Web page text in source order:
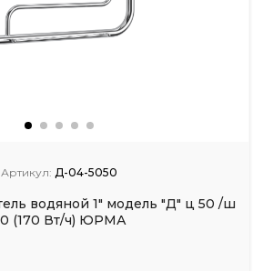
Артикул: Д-04-5050
водяной 1" модель "Д" ц 50 /ш
(170 Вт/ч) ЮРМА